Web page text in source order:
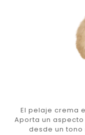
El pelaje crema
Aporta un
desde un